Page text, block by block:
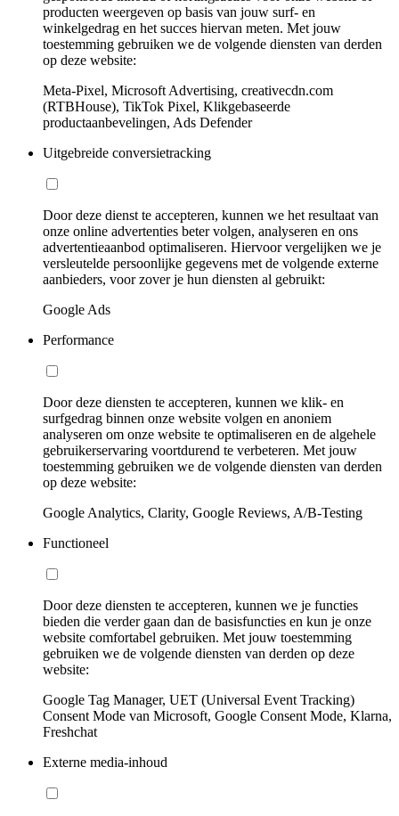
producten weergeven op basis van jouw surf- en
winkelgedrag en het succes hiervan meten. Met jouw
toestemming gebruiken we de volgende diensten van derden
op deze website:
Meta-Pixel, Microsoft Advertising, creativecdn.com
(RTBHouse), TikTok Pixel, Klikgebaseerde
productaanbevelingen, Ads Defender
Uitgebreide conversietracking
Door deze dienst te accepteren, kunnen we het resultaat van
onze online advertenties beter volgen, analyseren en ons
advertentieaanbod optimaliseren. Hiervoor vergelijken we je
versleutelde persoonlijke gegevens met de volgende externe
aanbieders, voor zover je hun diensten al gebruikt:
Google Ads
Performance
Door deze diensten te accepteren, kunnen we klik- en
surfgedrag binnen onze website volgen en anoniem
analyseren om onze website te optimaliseren en de algehele
gebruikerservaring voortdurend te verbeteren. Met jouw
toestemming gebruiken we de volgende diensten van derden
op deze website:
Google Analytics, Clarity, Google Reviews, A/B-Testing
Functioneel
Door deze diensten te accepteren, kunnen we je functies
bieden die verder gaan dan de basisfuncties en kun je onze
website comfortabel gebruiken. Met jouw toestemming
gebruiken we de volgende diensten van derden op deze
website:
Google Tag Manager, UET (Universal Event Tracking)
Consent Mode van Microsoft, Google Consent Mode, Klarna,
Freshchat
Externe media-inhoud